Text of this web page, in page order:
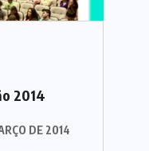
2014
DE 2014